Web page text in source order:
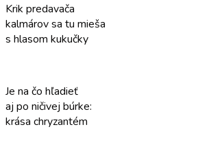
Krik predavača
kalmárov sa tu mieša
s hlasom kukučky
Je na čo hľadieť
aj po ničivej búrke:
krása chryzantém